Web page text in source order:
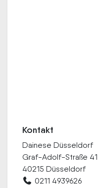
Kontakt
Dainese Düsseldorf
Graf-Adolf-Straße 41
40215 Düsseldorf
0211 4939626